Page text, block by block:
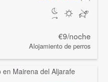
€9/noche
Alojamiento de perros